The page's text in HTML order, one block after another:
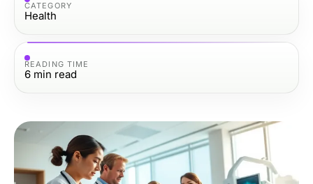
CATEGORY
Health
READING TIME
6 min read